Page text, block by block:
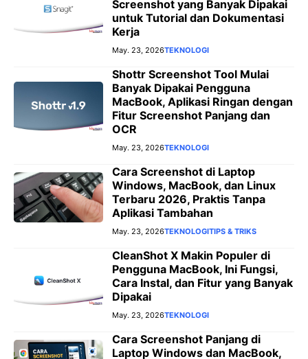
Screenshot yang Banyak Dipakai
untuk Tutorial dan Dokumentasi
Kerja
May. 23, 2026TEKNOLOGI
Shottr Screenshot Tool Mulai
Banyak Dipakai Pengguna
MacBook, Aplikasi Ringan dengan
Fitur Screenshot Panjang dan
OCR
May. 23, 2026TEKNOLOGI
Cara Screenshot di Laptop
Windows, MacBook, dan Linux
Terbaru 2026, Praktis Tanpa
Aplikasi Tambahan
May. 23, 2026TEKNOLOGITIPS & TRIKS
CleanShot X Makin Populer di
Pengguna MacBook, Ini Fungsi,
Cara Instal, dan Fitur yang Banyak
Dipakai
May. 23, 2026TEKNOLOGI
Cara Screenshot Panjang di
Laptop Windows dan MacBook,